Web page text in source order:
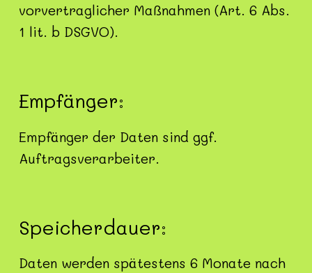
vorvertraglicher Maßnahmen (Art. 6 Abs.
1 lit. b DSGVO).
Empfänger:
Empfänger der Daten sind ggf.
Auftragsverarbeiter.
Speicherdauer:
Daten werden spätestens 6 Monate nach